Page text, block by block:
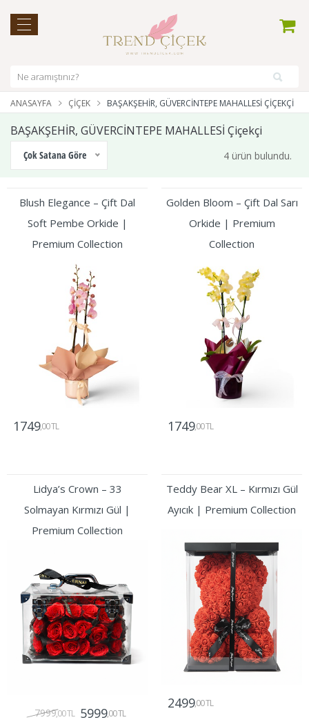
ANASAYFA ÇIÇEK BAŞAKŞEHİR, GÜVERCİNTEPE MAHALLESİ ÇIÇEKÇI
BAŞAKŞEHİR, GÜVERCİNTEPE MAHALLESİ Çiçekçi
Çok Satana Göre 4 ürün bulundu.
Blush Elegance – Çift Dal
Soft Pembe Orkide |
Premium Collection
1749,00 TL
Golden Bloom – Çift Dal Sarı
Orkide | Premium
Collection
1749,00 TL
Lidya’s Crown – 33
Solmayan Kırmızı Gül |
Premium Collection
7999,00 TL 5999,00 TL
Teddy Bear XL – Kırmızı Gül
Ayıcık | Premium Collection
2499,00 TL